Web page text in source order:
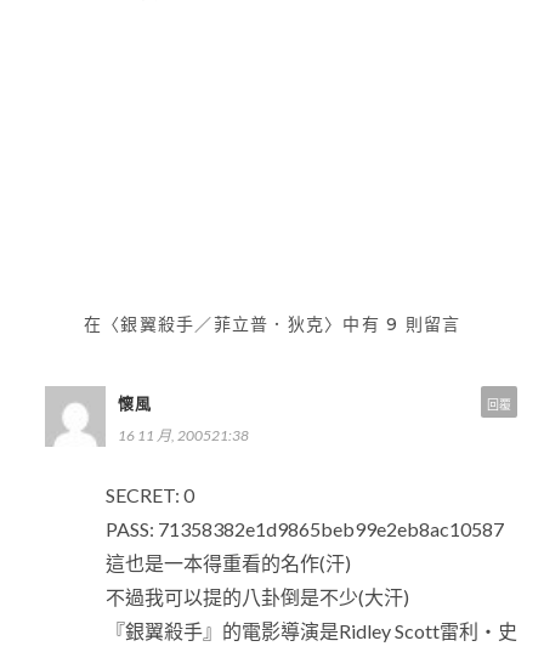
在〈銀翼殺手／菲立普．狄克〉中有 9 則留言
懷風
16 11 月, 200521:38
SECRET: 0
PASS: 71358382e1d9865beb99e2eb8ac10587
這也是一本得重看的名作(汗)
不過我可以提的八卦倒是不少(大汗)
『銀翼殺手』的電影導演是Ridley Scott雷利‧史
回覆